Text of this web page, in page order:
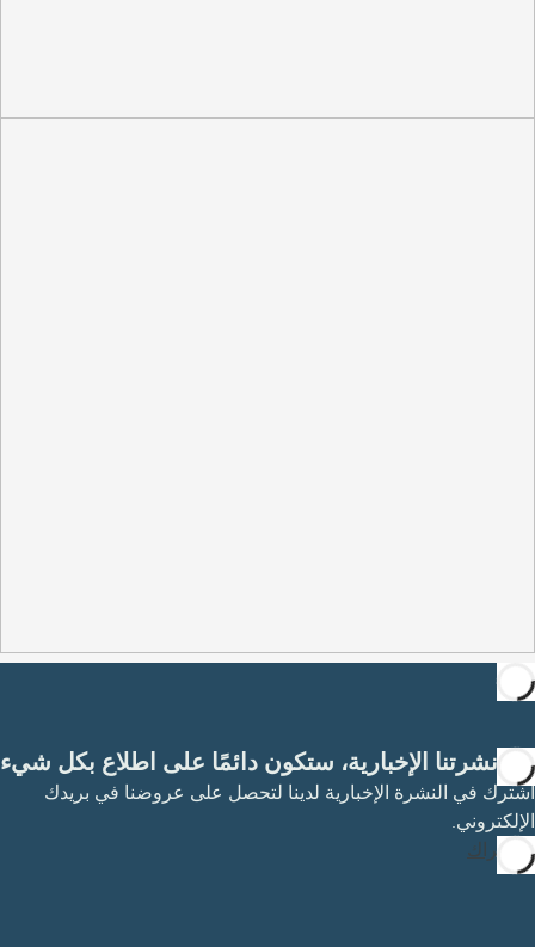
مع نشرتنا الإخبارية، ستكون دائمًا على اطلاع بكل شيء
اشترك في النشرة الإخبارية لدينا لتحصل على عروضنا في بريدك
الإلكتروني.
الاشتراك